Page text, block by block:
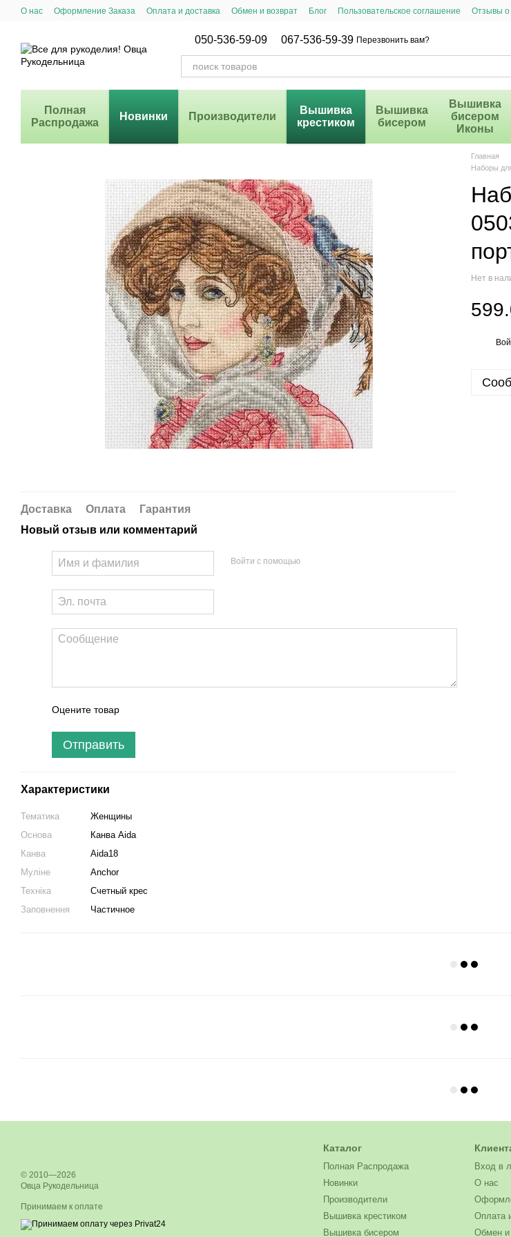
Перейти к основному контенту
О нас Оформление Заказа Оплата и доставка Обмен и возврат Блог Пользовательское соглашение
Отзывы о
050-536-59-09 067-536-59-39 Перезвонить вам?
Полная
Распродажа
Новинки Производители
Вышивка
крестиком
Вышивка
бисером
Вышивка
бисером
Иконы
Доставка Оплата
Гарантия
Новый отзыв или комментарий
Войти с помощью
Оцените товар
Отправить
Характеристики
Тематика
Женщины
Основа
Канва Aida
Канва
Aida18
Муліне
Anchor
Техніка
Счетный крес
Заповнення
Частичное
Главная
Наборы
Нет в
© 2010—2026
Овца Рукодельница
Принимаем к оплате
Каталог
Полная Распродажа
Новинки
Производители
Вышивка крестиком
Вышивка бисером
Вход в
О нас
Оплата
Обмен и